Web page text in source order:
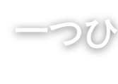
一つ